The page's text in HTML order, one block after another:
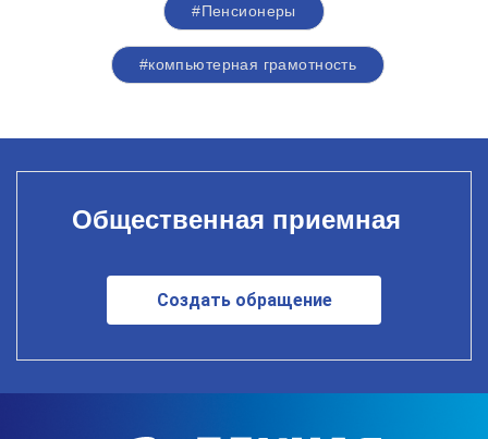
#Пенсионеры
#компьютерная грамотность
Общественная приемная
Создать обращение